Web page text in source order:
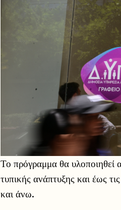
Το πρόγραμμα θα υλοποιηθεί
τυπικής ανάπτυξης και έως
και άνω.